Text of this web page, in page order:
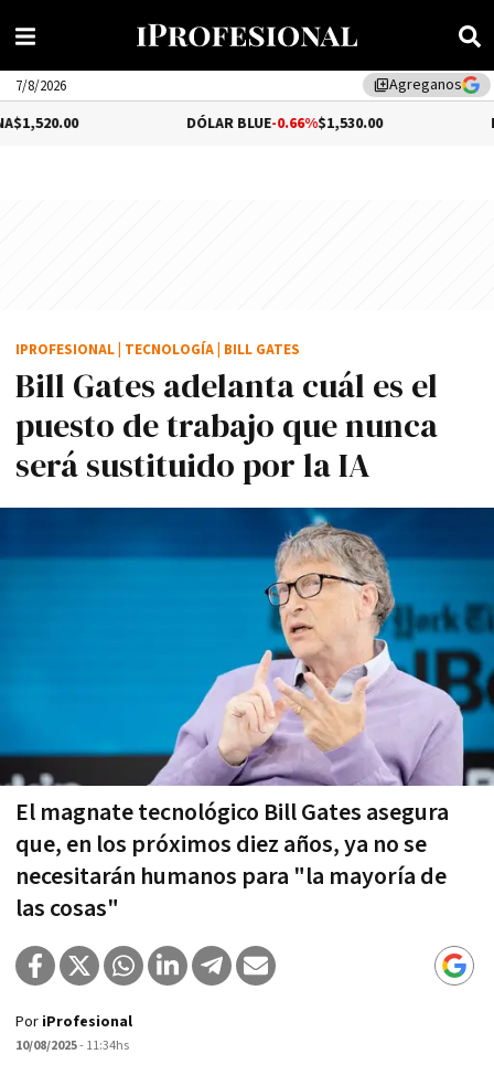
library_addAgreganos
7/8/2026
DÓLAR BLUE-0.66%$1,530.00 DÓLAR
Bill Gates adelanta cuál es el
puesto de trabajo que nunca
será sustituido por la IA
El magnate tecnológico Bill Gates asegura
que, en los próximos diez años, ya no se
necesitarán humanos para "la mayoría de
las cosas"
IPROFESIONAL TECNOLOGÍA BILL GATES
Por iProfesional
10/08/2025- 11:34hs